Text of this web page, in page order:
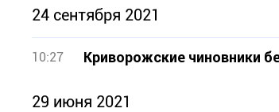
24 сентября 2021
10:27 Криворожские чиновники
29 июня 2021